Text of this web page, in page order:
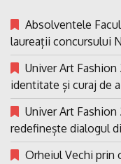
Absolventele
laureații concursului
Univer Art
identitate și curaj de
Univer Art
redefinește dialogul
Orheiul Vechi prin